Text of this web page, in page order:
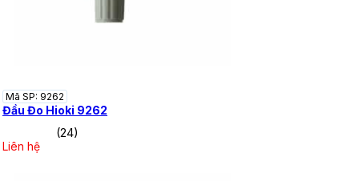
Mã SP: 9262
Đầu Đo Hioki 9262
(24)
Liên hệ